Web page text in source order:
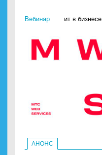
Вебинар ит в бизнесе
АНОНС